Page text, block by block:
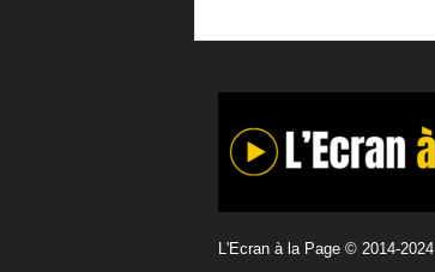
L'Ecran à la Page © 2014-2024